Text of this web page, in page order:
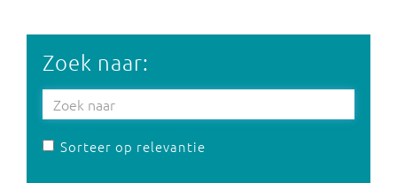
Zoek naar:
Sorteer op relevantie